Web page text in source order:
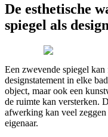
De esthetische
spiegel als
Een zwevende spiegel
designstatement in elke
object, maar ook een
de ruimte kan versterken.
afwerking kan veel
eigenaar.